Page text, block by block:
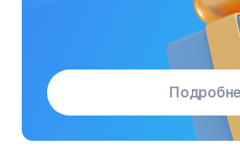
Морозильные камеры